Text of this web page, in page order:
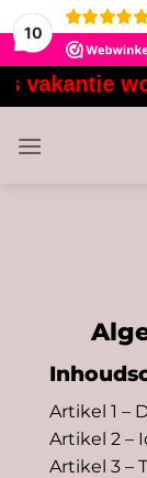
10
Ga
naar
inhoud
worden
Artikel 1 –
Artikel 2 –
Artikel 3 –